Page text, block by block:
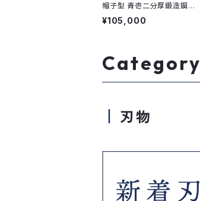
帽子型 青壱二分厚鍛造鋼
〈寸八 / 70mm〉小吉屋 白
¥105,000
Category
刃物